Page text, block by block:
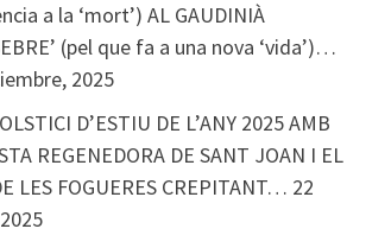
a la ‘mort’) AL GAUDINIÀ
(pel que fa a una nova ‘vida’)…
2025
D’ESTIU DE L’ANY 2025 AMB
REGENEDORA DE SANT JOAN I EL
LES FOGUERES CREPITANT… 22